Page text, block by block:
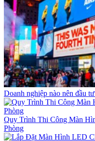
Doanh nghiệp nào nên đầu
Quy Trình Thi Công Màn
Phòng